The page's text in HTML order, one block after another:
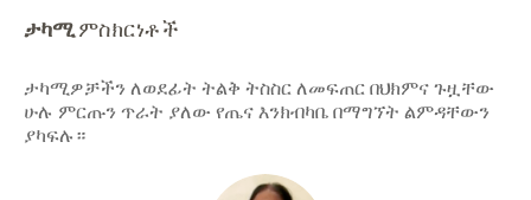
ታካሚምስክርነቶች
ታካሚዎቻችን ለወደፊት ትልቅ ትስስር ለመፍጠር በህክምና ጉዟቸው
ሁሉ ምርጡን ጥራት ያለው የጤና እንክብካቤ በማግኘት ልምዳቸውን
ያካፍሉ።